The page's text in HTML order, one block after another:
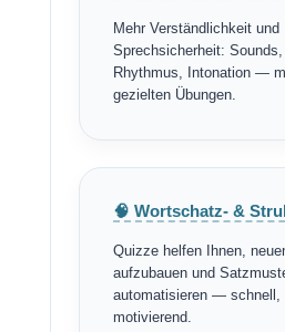
Mehr Verständlichkeit und
Sprechsicherheit:
Rhythmus, Intonation —
gezielten Übungen.
🧠 Wortschatz- &
Quizze helfen Ihnen,
aufzubauen und
automatisieren — schnell,
motivierend.